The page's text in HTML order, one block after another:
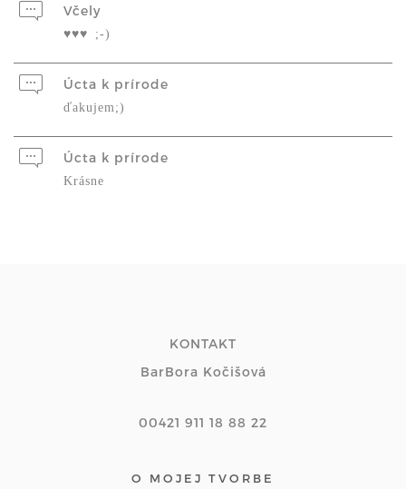
Včely
♥♥♥ ;-)
Úcta k prírode
ďakujem;)
Úcta k prírode
Krásne
KONTAKT
BarBora Kočišová
00421 911 18 88 22
O MOJEJ TVORBE